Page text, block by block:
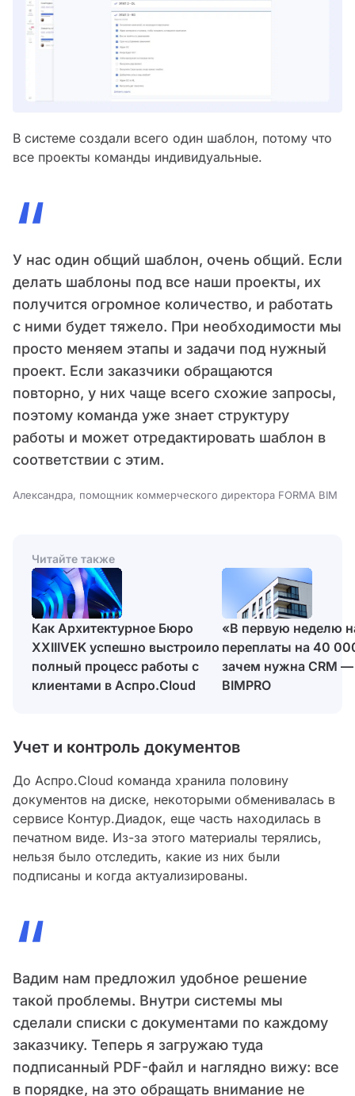
В системе создали всего один шаблон, потому что
все проекты команды индивидуальные.
“
У нас один общий шаблон, очень общий. Если
делать шаблоны под все наши проекты, их
получится огромное количество, и работать
с ними будет тяжело. При необходимости мы
просто меняем этапы и задачи под нужный
проект. Если заказчики обращаются
повторно, у них чаще всего схожие запросы,
поэтому команда уже знает структуру
работы и может отредактировать шаблон в
соответствии с этим.
Александра, помощник коммерческого директора FORMA BIM
Читайте также
Как Архитектурное Бюро
XXIIIVEK успешно выстроило
полный процесс работы с
клиентами в Аспро.Cloud
«В первую неделю
переплаты на 40
зачем нужна CRM —
BIMPRO
Учет и контроль документов
До Аспро.Cloud команда хранила половину
документов на диске, некоторыми обменивалась в
сервисе Контур.Диадок, еще часть находилась в
печатном виде. Из-за этого материалы терялись,
нельзя было отследить, какие из них были
подписаны и когда актуализированы.
“
Вадим нам предложил удобное решение
такой проблемы. Внутри системы мы
сделали списки с документами по каждому
заказчику. Теперь я загружаю туда
подписанный PDF-файл и наглядно вижу: все
в порядке, на это обращать внимание не